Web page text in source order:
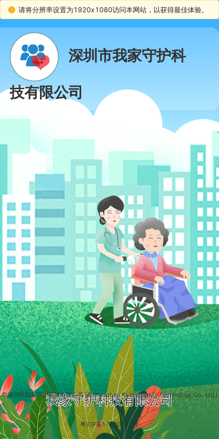
请将分辨率设置为1920x1080访问本网站，以获得最佳体验。
深圳市我家守护科
技有限公司
我家守护科技有限公司
©深圳市我家守护科技有限公司 |©Shenzhen Keeperfamily Technology Co., Ltd|
粤ICP备17130110号